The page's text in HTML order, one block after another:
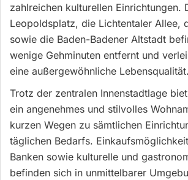
zahlreichen kulturellen Einrichtungen.
Leopoldsplatz, die Lichtentaler Allee,
sowie die Baden-Badener Altstadt
wenige Gehminuten entfernt und
eine außergewöhnliche Lebensqualität.
Trotz der zentralen Innenstadtlage
ein angenehmes und stilvolles
kurzen Wegen zu sämtlichen
täglichen Bedarfs.
Banken sowie kulturelle und
befinden sich in unmittelbarer